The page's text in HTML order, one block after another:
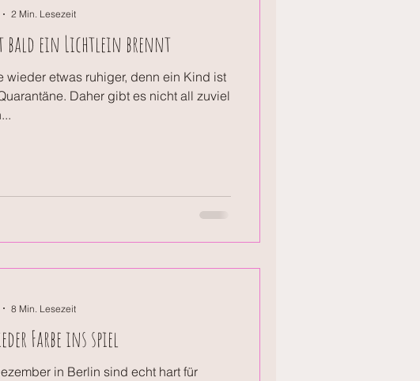
bald ein Lichtlein brennt
wieder etwas ruhiger, denn ein Kind ist
Daher gibt es nicht all zuviel
2 Min. Lesezeit
Farbe ins spiel
in Berlin sind echt hart für
8 Min. Lesezeit